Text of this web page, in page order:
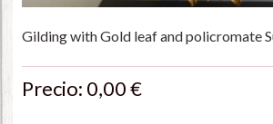
Gilding with Gold leaf and policromate
Precio: 0,00 €